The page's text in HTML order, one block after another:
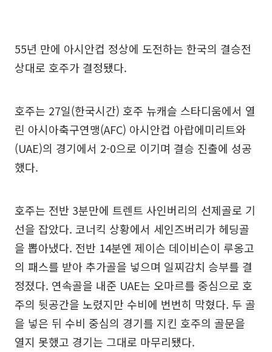
55년 만에 아시안컵 정상에 도전하는 한국의 결승전
상대로 호주가 결정됐다.
호주는 27일(한국시간) 호주 뉴캐슬 스타디움에서 열
린 아시아축구연맹(AFC) 아시안컵 아랍에미리트와
(UAE)의 경기에서 2-0으로 이기며 결승 진출에 성공
했다.
호주는 전반 3분만에 트렌트 사인버리의 선제골로 기
선을 잡았다. 코너킥 상황에서 세인즈버리가 헤딩골
을 뽑아냈다. 전반 14분엔 제이슨 데이비슨이 루옹고
의 패스를 받아 추가골을 넣으며 일찌감치 승부를 결
정졌다. 연속골을 내준 UAE는 오마르를 중심으로 호
주의 뒷공간을 노렸지만 수비에 번번히 막혔다. 두 골
을 넣은 뒤 수비 중심의 경기를 지킨 호주의 골문을
열지 못했고 경기는 그대로 마무리됐다.